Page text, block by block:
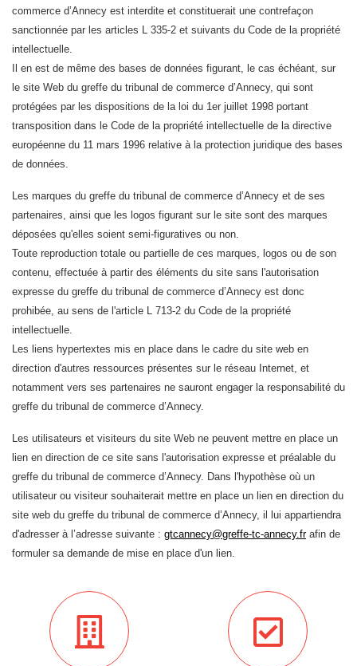
commerce d’Annecy est interdite et constituerait une contrefaçon
sanctionnée par les articles L 335-2 et suivants du Code de la propriété
intellectuelle.
Il en est de même des bases de données figurant, le cas échéant, sur
le site Web du greffe du tribunal de commerce d’Annecy, qui sont
protégées par les dispositions de la loi du 1er juillet 1998 portant
transposition dans le Code de la propriété intellectuelle de la directive
européenne du 11 mars 1996 relative à la protection juridique des bases
de données.
Les marques du greffe du tribunal de commerce d’Annecy et de ses
partenaires, ainsi que les logos figurant sur le site sont des marques
déposées qu'elles soient semi-figuratives ou non.
Toute reproduction totale ou partielle de ces marques, logos ou de son
contenu, effectuée à partir des éléments du site sans l'autorisation
expresse du greffe du tribunal de commerce d’Annecy est donc
prohibée, au sens de l'article L 713-2 du Code de la propriété
intellectuelle.
Les liens hypertextes mis en place dans le cadre du site web en
direction d'autres ressources présentes sur le réseau Internet, et
notamment vers ses partenaires ne sauront engager la responsabilité du
greffe du tribunal de commerce d’Annecy.
Les utilisateurs et visiteurs du site Web ne peuvent mettre en place un
lien en direction de ce site sans l'autorisation expresse et préalable du
greffe du tribunal de commerce d’Annecy. Dans l'hypothèse où un
utilisateur ou visiteur souhaiterait mettre en place un lien en direction du
site web du greffe du tribunal de commerce d’Annecy, il lui appartiendra
d'adresser à l’adresse suivante : gtcannecy@greffe-tc-annecy.frafin de
formuler sa demande de mise en place d'un lien.